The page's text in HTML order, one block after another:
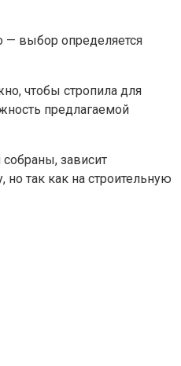
— выбор определяется
чтобы стропила для
предлагаемой
зависит
так как на строительную